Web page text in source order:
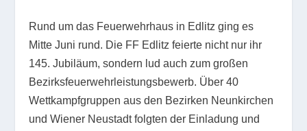
Rund um das Feuerwehrhaus in Edlitz ging es
Mitte Juni rund. Die FF Edlitz feierte nicht nur ihr
145. Jubiläum, sondern lud auch zum großen
Bezirksfeuerwehrleistungsbewerb. Über 40
Wettkampfgruppen aus den Bezirken Neunkirchen
und Wiener Neustadt folgten der Einladung und